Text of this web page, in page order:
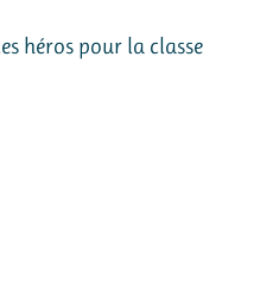
héros pour la classe